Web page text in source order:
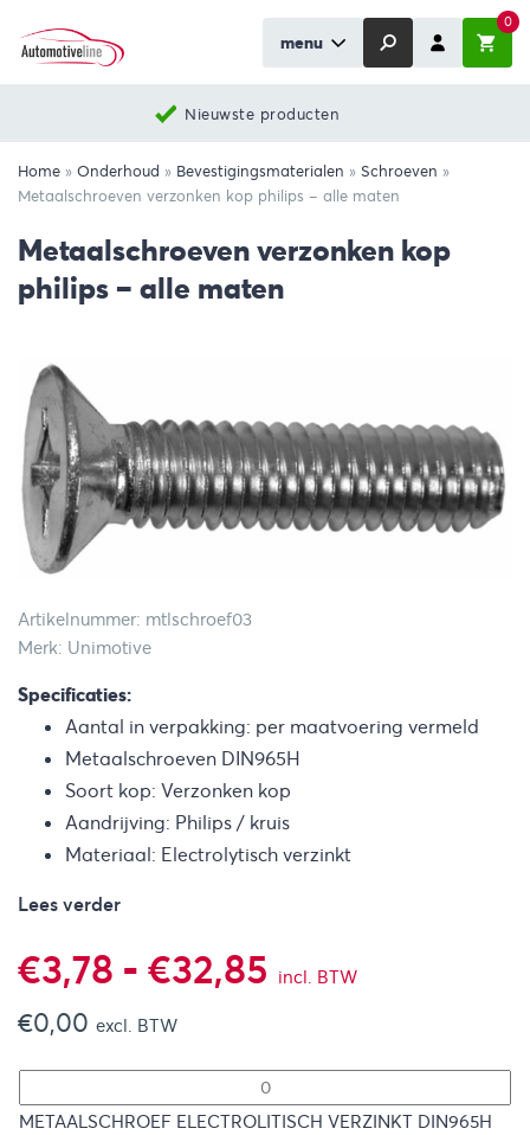
menu
0
Nieuwste producten
Home » Onderhoud » Bevestigingsmaterialen » Schroeven »
Metaalschroeven verzonken kop philips – alle maten
Metaalschroeven verzonken kop
philips – alle maten
Artikelnummer: mtlschroef03
Merk: Unimotive
Specificaties:
Aantal in verpakking: per maatvoering vermeld
Metaalschroeven DIN965H
Soort kop: Verzonken kop
Aandrijving: Philips / kruis
Materiaal: Electrolytisch verzinkt
Lees verder
€3,78 - €32,85 Prijsklasse:
tot
incl. BTW
€0,00 excl. BTW
METAALSCHROEF ELECTROLITISCH VERZINKT DIN965H